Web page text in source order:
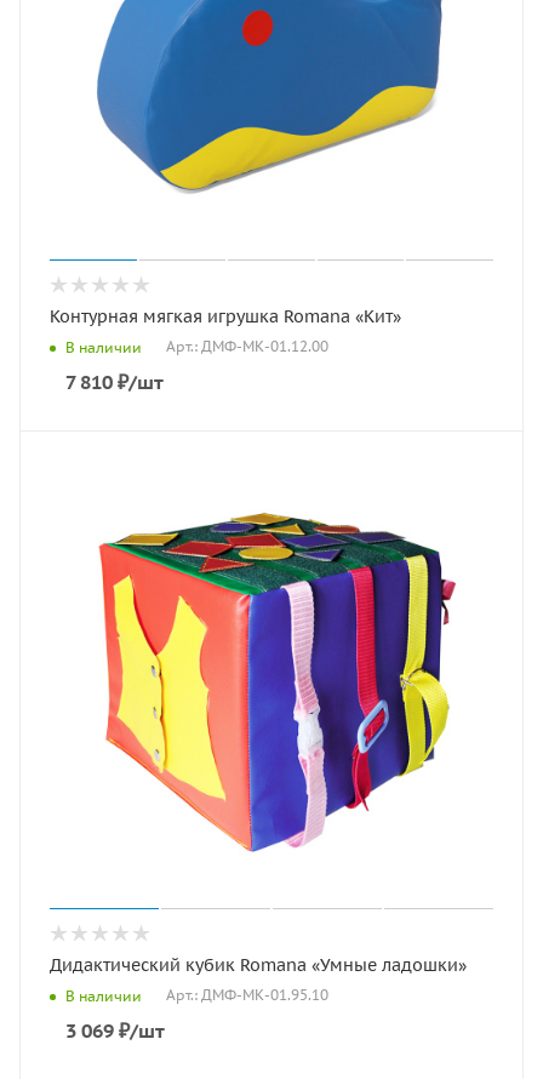
Контурная мягкая игрушка Romana «Кит»
В наличии Арт.: ДМФ-МК-01.12.00
7 810 ₽/шт
Дидактический кубик Romana «Умные ладошки»
В наличии Арт.: ДМФ-МК-01.95.10
3 069 ₽/шт